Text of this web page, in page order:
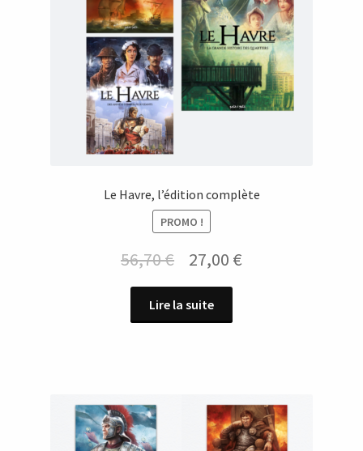
Le Havre, l’édition complète
PROMO !
56,70€
Le
prix
initial
27,00 €Le
Lire la suite